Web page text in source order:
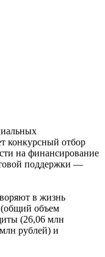
конкурсный отбор
на финансирование
поддержки —
в жизнь
(общий объем
(26,06 млн
рублей) и